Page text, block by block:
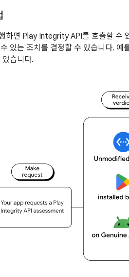
하면 Play Integrity API를 호출할 수
있는 조치를 결정할 수 있습니다. 예
습니다.